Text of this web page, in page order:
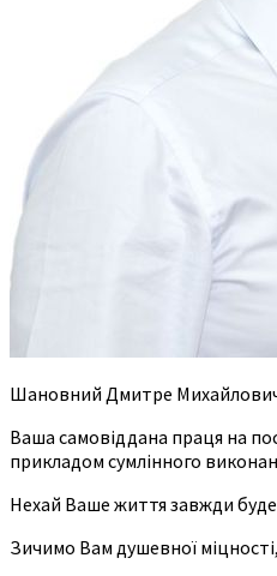
Шановний Дмитре
Ваша самовіддана праця на
прикладом сумлінного
Нехай Ваше життя завжди
Зичимо Вам душевної